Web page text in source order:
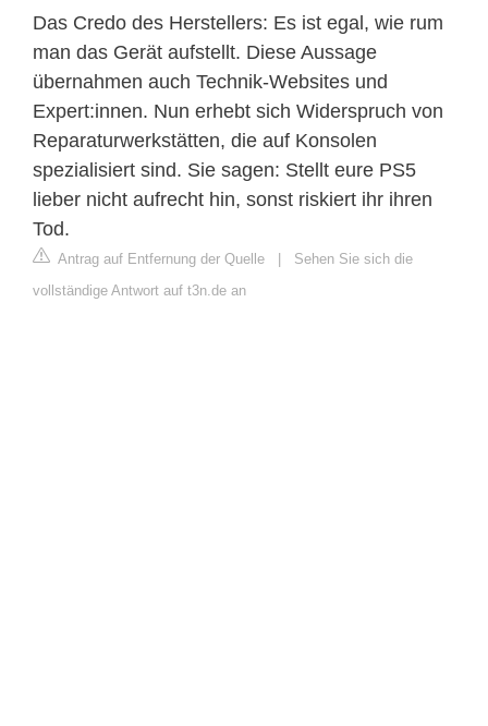
Das Credo des Herstellers: Es ist egal, wie rum
man das Gerät aufstellt. Diese Aussage
übernahmen auch Technik-Websites und
Expert:innen. Nun erhebt sich Widerspruch von
Reparaturwerkstätten, die auf Konsolen
spezialisiert sind. Sie sagen: Stellt eure PS5
lieber nicht aufrecht hin, sonst riskiert ihr ihren
Tod.
Antrag auf Entfernung der Quelle | Sehen Sie sich die
vollständige Antwort auf t3n.de an